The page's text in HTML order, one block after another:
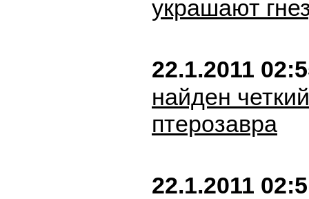
украшают
22.1.2011
найден
птерозавра
22.1.2011